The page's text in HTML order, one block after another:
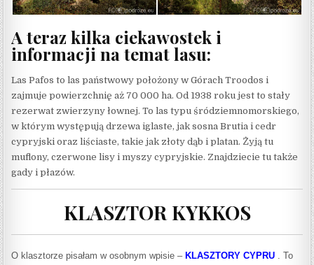
A teraz kilka ciekawostek i
informacji na temat lasu:
Las Pafos to las państwowy położony w Górach Troodos i
zajmuje powierzchnię aż 70 000 ha. Od 1938 roku jest to stały
rezerwat zwierzyny łownej. To las typu śródziemnomorskiego,
w którym występują drzewa iglaste, jak sosna Brutia i cedr
cypryjski oraz liściaste, takie jak złoty dąb i platan. Żyją tu
muflony, czerwone lisy i myszy cypryjskie. Znajdziecie tu także
gady i płazów.
KLASZTOR KYKKOS
O klasztorze pisałam w osobnym wpisie – KLASZTORY CYPRU . To